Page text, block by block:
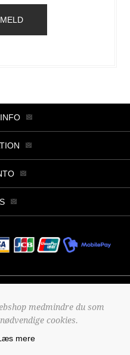
2Bdesign
medmindre du som
cookies.
mere